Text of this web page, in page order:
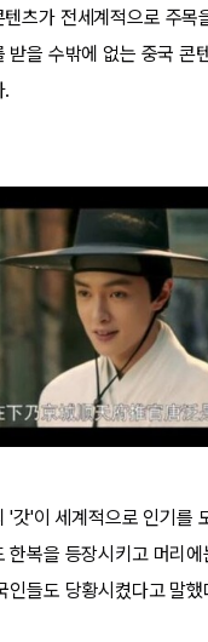
츠가 전세계적으로 주목
받을 수밖에 없는 중국 콘
.
'갓'이 세계적으로 인기를
한복을 등장시키고 머리
인들도 당황시켰다고 말했